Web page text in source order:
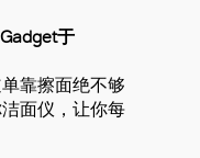
于
靠擦面绝不够
面仪，让你每